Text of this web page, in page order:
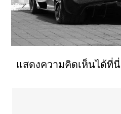
แสดงความคิดเห็นได้ที่นี่